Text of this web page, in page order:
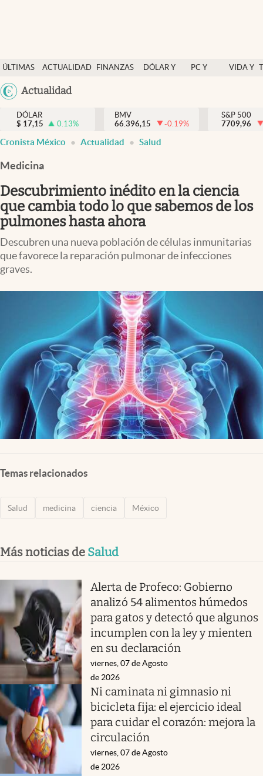
ÚLTIMAS
NOTICIAS
ACTUALIDAD
FINANZAS
DÓLAR Y
PC Y
VIDA Y
México
Actualidad
Actualidad
Finanzas y economía
Dólar y mercados
Pc y celular
Vida y estilo
Tv
Clima
Espiritualidad
abre en nueva pestaña
México
DÓLAR
$ 17,15 0.13%
BMV
66.396,15
-0.19%
S&P 500
7709,96
Cronista México Actualidad Salud
Medicina
Descubrimiento inédito en la ciencia
que cambia todo lo que sabemos de los
pulmones hasta ahora
Descubren una nueva población de células inmunitarias
que favorece la reparación pulmonar de infecciones
graves.
Temas relacionados
Salud medicina ciencia México
Más noticias de Salud
Alerta de Profeco: Gobierno
analizó 54 alimentos húmedos
para gatos y detectó que algunos
incumplen con la ley y mienten
en su declaración
viernes, 07 de Agosto
de 2026
Ni caminata ni gimnasio ni
bicicleta fija: el ejercicio ideal
para cuidar el corazón: mejora la
circulación
viernes, 07 de Agosto
de 2026